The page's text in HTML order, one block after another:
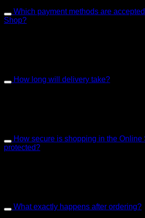
Which payment methods are
Shop?
How long will delivery take?
How secure is shopping in the Online
protected?
What exactly happens after ordering?